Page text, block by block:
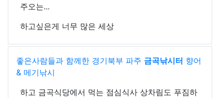
주오는...
하고싶은게 너무 많은 세상
좋은사람들과 함께한 경기북부 파주 금곡낚시터 향어
& 메기낚시
하고 금곡식당에서 먹는 점심식사 상차림도 푸짐하